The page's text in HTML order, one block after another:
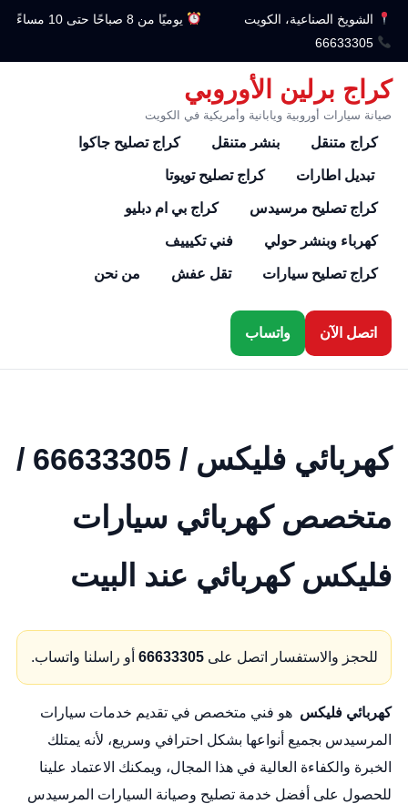
الشويخ الصناعية، الكويت
يوميًا من 8 صباحًا حتى 10 مساءً
66633305
كراج برلين الأوروبي
صيانة سيارات أوروبية ويابانية وأمريكية في الكويت
كراج متنقل بنشر متنقل كراج تصليح جاكوا
تبديل اطارات كراج تصليح تويوتا
كراج تصليح مرسيدس كراج بي ام دبليو
كهرباء وبنشر حولي فني تكيييف
كراج تصليح سيارات تقل عفش من نحن
اتصل الآن واتساب
كهربائي فليكس / 66633305 /
متخصص كهربائي سيارات
فليكس كهربائي عند البيت
للحجز والاستفسار اتصل على 66633305أو راسلنا واتساب.
كهربائي فليكس هو فني متخصص في تقديم خدمات سيارات
المرسيدس بجميع أنواعها بشكل احترافي وسريع، لأنه يمتلك
الخبرة والكفاءة العالية في هذا المجال، ويمكنك الاعتماد علينا
للحصول على أفضل خدمة تصليح وصيانة السيارات المرسيدس